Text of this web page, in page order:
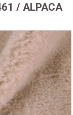
/ ALPACA